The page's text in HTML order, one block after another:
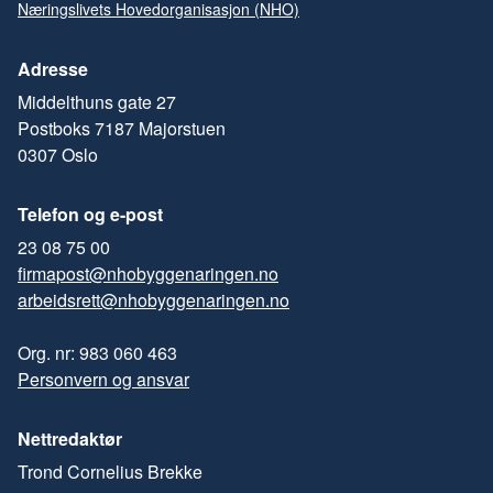
Næringslivets Hovedorganisasjon (NHO)
Adresse
Middelthuns gate 27
Postboks 7187 Majorstuen
0307 Oslo
Telefon og e-post
23 08 75 00
firmapost@nhobyggenaringen.no
arbeidsrett@nhobyggenaringen.no
Org. nr: 983 060 463
Personvern og ansvar
Nettredaktør
Trond Cornelius Brekke